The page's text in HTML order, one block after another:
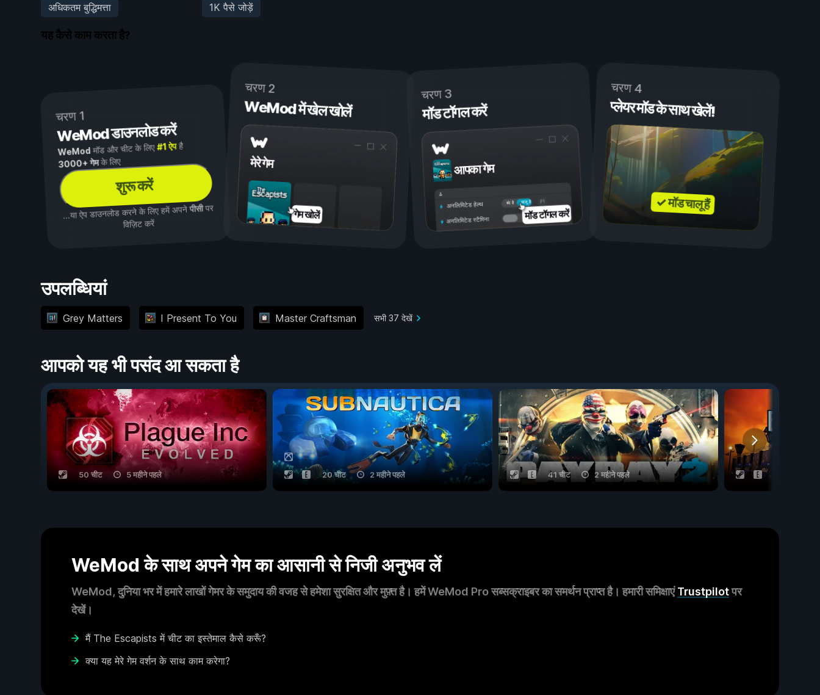
अधिकतम बुद्धिमत्ता
1K पैसे जोड़ें
यह कैसे काम करता है?
चरण 1
WeMod डाउनलोड करें
WeMod मॉड और चीट के लिए#1 ऐपहै
3000+ गेमके लिए
शुरू करें
...या ऐप डाउनलोड करने के लिए हमें अपनेपीसीपर
विज़िट करें
चरण 2
WeMod में खेल खोलें
मेरे गेम
गेम खोलें
चरण 3
मॉड टॉगल करें
आपका गेम
चालू है
बंद है
अनलिमिटेड हेल्थ
अनलिमिटेड स्टैमिना मॉड टॉगल करें
चरण 4
प्लेयर मॉड के साथ खेलें!
✓ मॉड चालू हैं
उपलब्धियां
Grey Matters I Present To You Master Craftsman सभी 37 देखें
आपको यह भी पसंद आ सकता है
50 चीट 5 महीने पहले 20 चीट 2 महीने पहले 41 चीट 2 महीने पहले
WeMod के साथ अपने गेम का आसानी से निजी अनुभव लें
WeMod, दुनिया भर में हमारे लाखों गेमर के समुदाय की वजह से हमेशा सुरक्षित और मुफ़्त है। हमें WeMod Pro सब्सक्राइबर का समर्थन प्राप्त है। हमारी समिक्षाएंTrustpilotपर
देखें।
मैं The Escapists में चीट का इस्तेमाल कैसे करूँ?
क्या यह मेरे गेम वर्शन के साथ काम करेगा?